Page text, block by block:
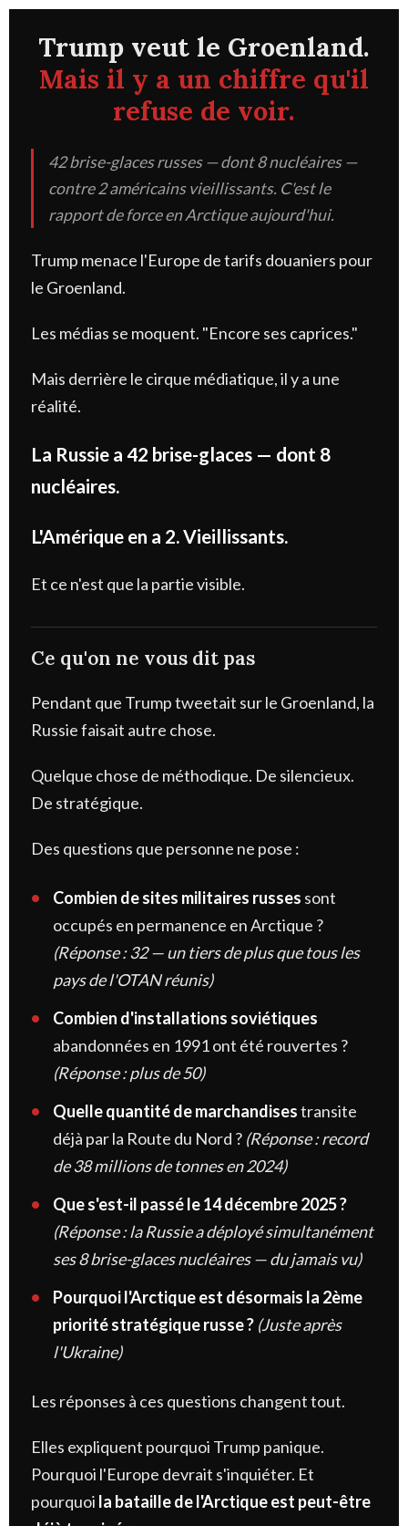
Trump veut le Groenland.
Mais il y a un chiffre qu'il
refuse de voir.
42 brise-glaces russes — dont 8 nucléaires —
contre 2 américains vieillissants. C'est le
rapport de force en Arctique aujourd'hui.
Trump menace l'Europe de tarifs douaniers pour
le Groenland.
Les médias se moquent. "Encore ses caprices."
Mais derrière le cirque médiatique, il y a une
réalité.
La Russie a 42 brise-glaces — dont 8
nucléaires.
L'Amérique en a 2. Vieillissants.
Et ce n'est que la partie visible.
Ce qu'on ne vous dit pas
Pendant que Trump tweetait sur le Groenland, la
Russie faisait autre chose.
Quelque chose de méthodique. De silencieux.
De stratégique.
Des questions que personne ne pose :
Combien de sites militaires russes sont
occupés en permanence en Arctique ?
(Réponse : 32 — un tiers de plus que tous les
pays de l'OTAN réunis)
Combien d'installations soviétiques
abandonnées en 1991 ont été rouvertes ?
(Réponse : plus de 50)
Quelle quantité de marchandisestransite
déjà par la Route du Nord ? (Réponse : record
de 38 millions de tonnes en 2024)
Que s'est-il passé le 14 décembre 2025 ?
(Réponse : la Russie a déployé simultanément
ses 8 brise-glaces nucléaires — du jamais vu)
Pourquoi l'Arctique est désormais la 2ème
priorité stratégique russe ? (Juste après
l'Ukraine)
Les réponses à ces questions changent tout.
Elles expliquent pourquoi Trump panique.
Pourquoi l'Europe devrait s'inquiéter. Et
pourquoi la bataille de l'Arctique est peut-être